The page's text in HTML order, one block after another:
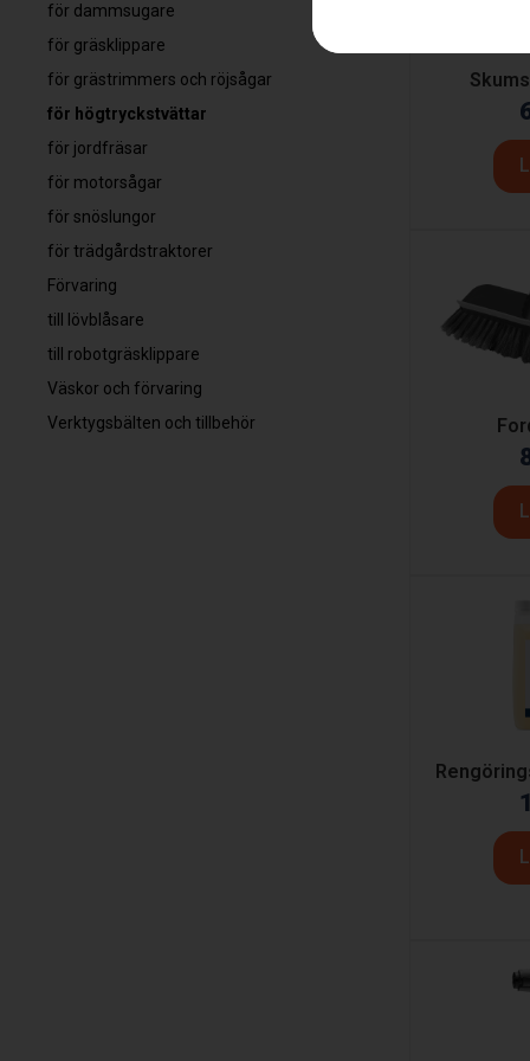
för dammsugare
för gräsklippare
för grästrimmers och röjsågar
för högtryckstvättar
för jordfräsar
för motorsågar
för snöslungor
för trädgårdstraktorer
Förvaring
till lövblåsare
till robotgräsklippare
Väskor och förvaring
Verktygsbälten och tillbehör